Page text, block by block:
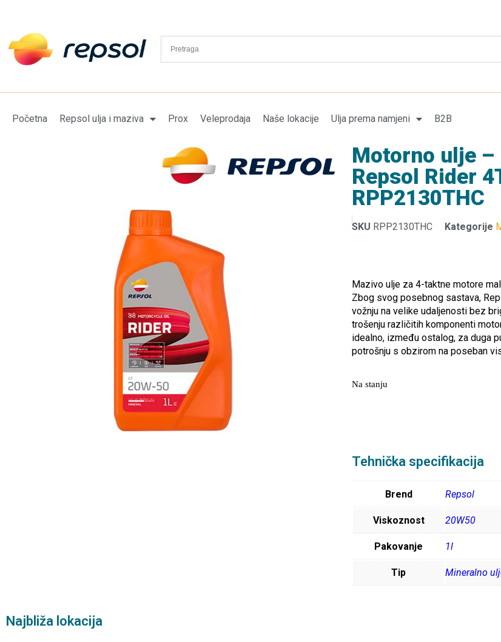
Početna Repsol ulja i maziva Prox Veleprodaja Naše lokacije Ulja prema namjeni B2B
Motorno ulje
Repsol Rider
RPP2130THC
SKU RPP2130THC Kategorije
Mazivo ulje za 4-taktne motore
Zbog svog posebnog sastava,
vožnju na velike udaljenosti bez
trošenju različitih komponenti
idealno, između ostalog, za duga
potrošnju s obzirom na poseban
Na stanju
Tehnička specifikacija
Brend Repsol
Viskoznost 20W50
Pakovanje 1l
Tip Mineralno
Najbliža lokacija